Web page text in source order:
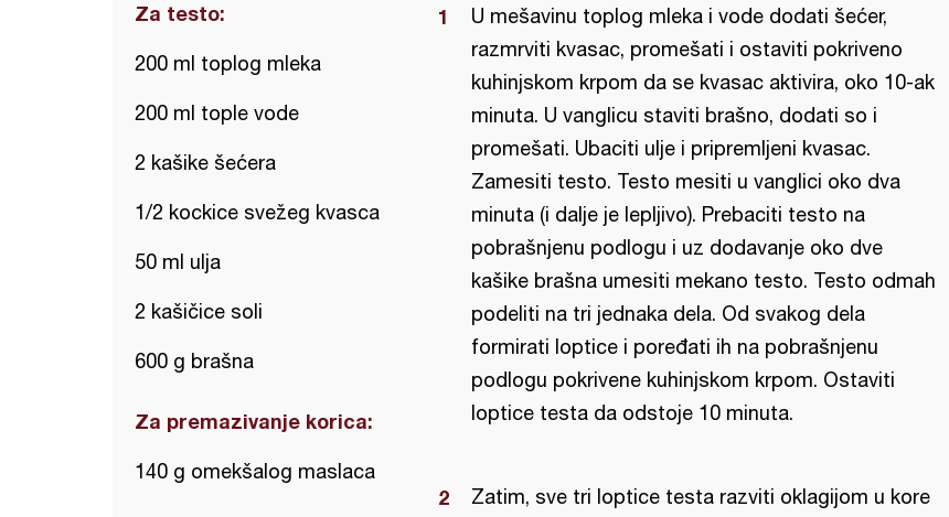
Za testo:
200 ml toplog mleka
200 ml tople vode
2 kašike šećera
1/2 kockice svežeg kvasca
50 ml ulja
2 kašičice soli
600 g brašna
Za premazivanje korica:
140 g omekšalog maslaca
U mešavinu toplog mleka i vode dodati šećer,
razmrviti kvasac, promešati i ostaviti pokriveno
kuhinjskom krpom da se kvasac aktivira, oko 10-ak
minuta. U vanglicu staviti brašno, dodati so i
promešati. Ubaciti ulje i pripremljeni kvasac.
Zamesiti testo. Testo mesiti u vanglici oko dva
minuta (i dalje je lepljivo). Prebaciti testo na
pobrašnjenu podlogu i uz dodavanje oko dve
kašike brašna umesiti mekano testo. Testo odmah
podeliti na tri jednaka dela. Od svakog dela
formirati loptice i poređati ih na pobrašnjenu
podlogu pokrivene kuhinjskom krpom. Ostaviti
loptice testa da odstoje 10 minuta.
Zatim, sve tri loptice testa razviti oklagijom u kore